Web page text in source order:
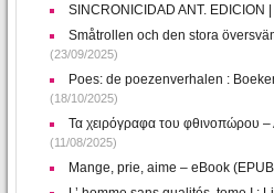
SINCRONICIDAD ANT. EDICION
Småtrollen och den stora
(23/09/2025)
Poes: de poezenverhalen :
(18/10/2025)
Τα χειρόγραφα του φθινοπώρου
(11/08/2025)
Mange, prie, aime – eBook